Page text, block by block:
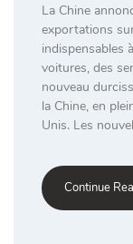
La Chine
exportations
indispensables
voitures, des
nouveau
la Chine, en
Unis. Les
Continue